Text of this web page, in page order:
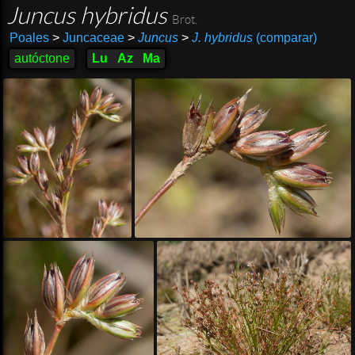
Juncus hybridus Brot.
Poales >Juncaceae > Juncus > J. hybridus(comparar)
autóctone
Lu Az Ma